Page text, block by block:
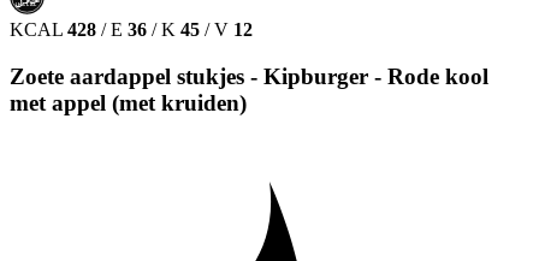
HALAL
KCAL 428 / E 36 / K 45 / V 12
Zoete aardappel stukjes - Kipburger - Rode kool
met appel (met kruiden)